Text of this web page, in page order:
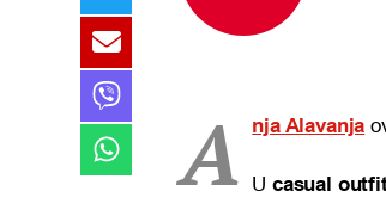
A nja Alavanja
U casual